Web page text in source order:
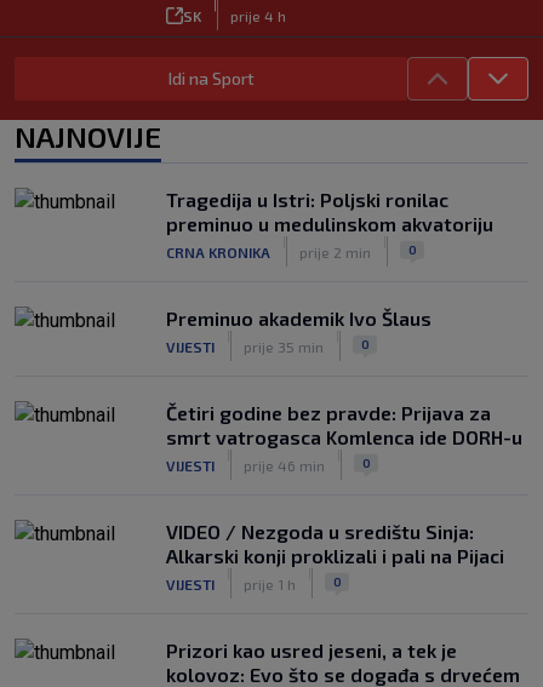
SK prije 4 h
Carević nakon drugog poraza: ‘Ne
mogu biti ljutit, ovo nam mora biti
|
zadovoljni, tražimo stopera
SK
|
prije 5 h
Zekić sasuo kritike nakon remija: ‘O
SK prije 3 h
Idi na Sport
NAJNOVIJE
Tragedija u Istri: Poljski ronilac
preminuo u medulinskom akvatoriju
CRNA KRONIKA prije 2 min 0
Preminuo akademik Ivo Šlaus
VIJESTI prije 35 min 0
Četiri godine bez pravde: Prijava za
smrt vatrogasca Komlenca ide DORH-u
VIJESTI prije 46 min 0
VIDEO / Nezgoda u središtu Sinja:
Alkarski konji proklizali i pali na Pijaci
VIJESTI prije 1 h 0
Prizori kao usred jeseni, a tek je
kolovoz: Evo što se događa s drvećem